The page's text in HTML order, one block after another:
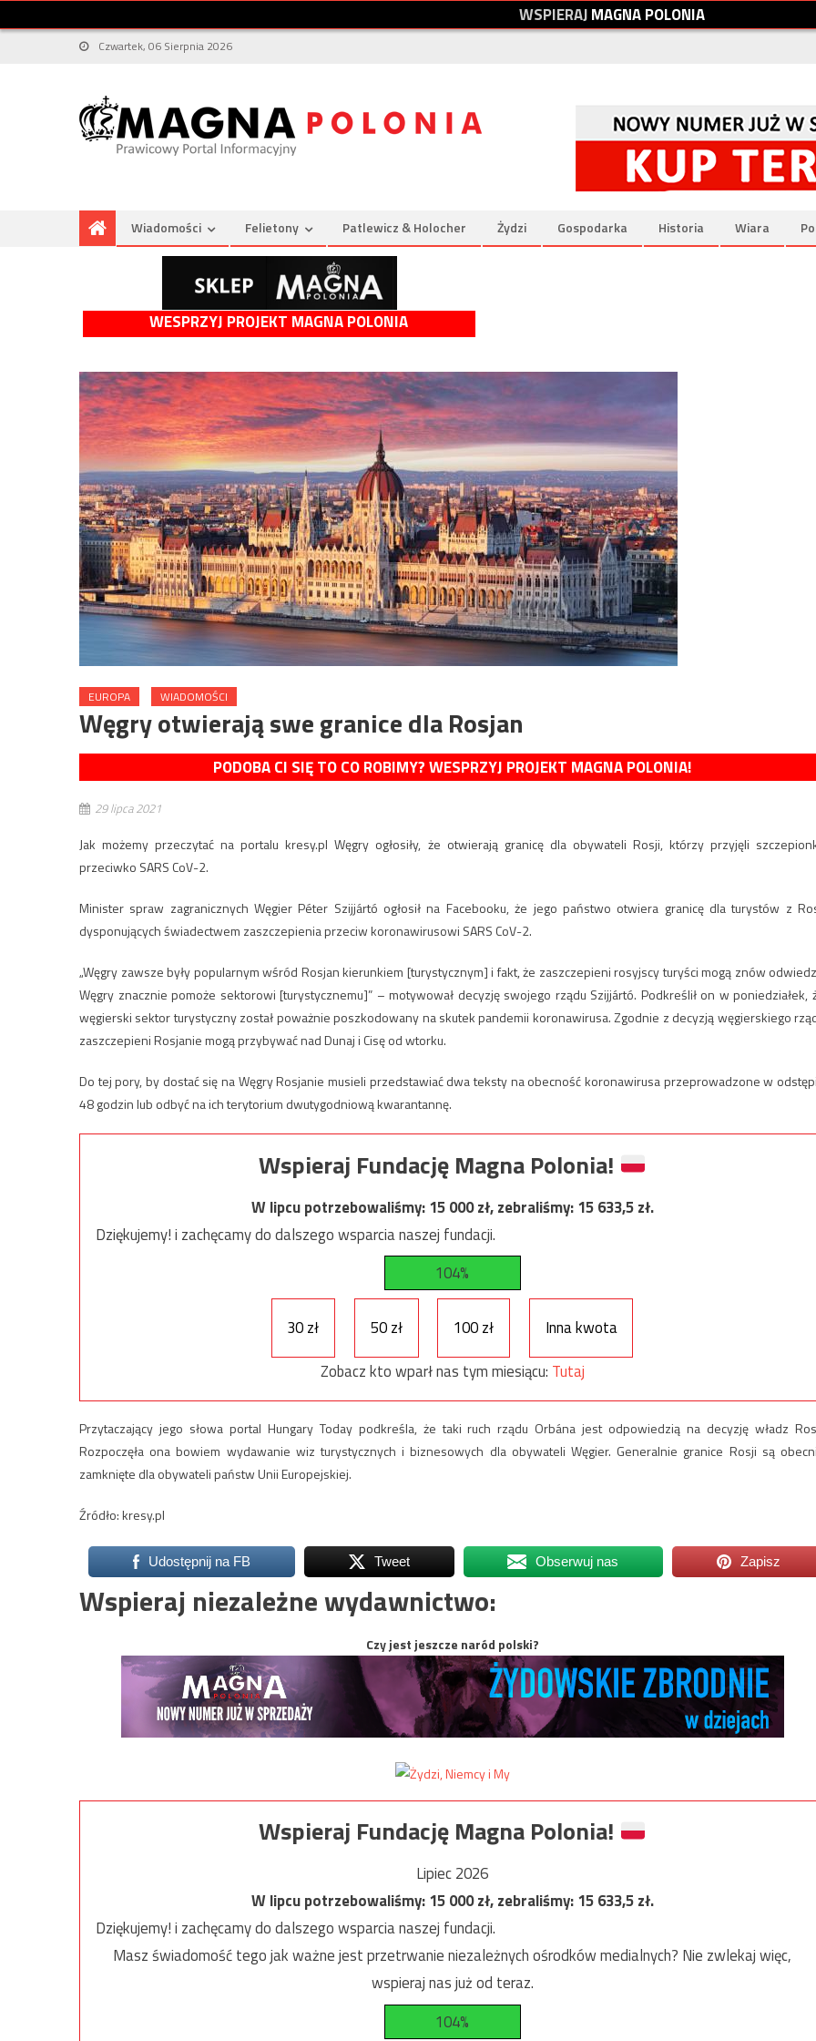
WSPIERAJMAGNAPOLONIA
Czwartek, 06 Sierpnia 2026
Wiadomości Felietony Patlewicz & Holocher Żydzi Gospodarka Historia Wiara
WESPRZYJ PROJEKT MAGNA POLONIA
EUROPA WIADOMOŚCI
Węgry otwierają swe granice dla Rosjan
PODOBA CI SIĘ TO CO ROBIMY? WESPRZYJ PROJEKT MAGNA POLONIA!
29 lipca 2021
Jak możemy przeczytać na portalu kresy.pl Węgry ogłosiły, że otwierają granicę dla obywateli Rosji, którzy przyjęli
przeciwko SARS CoV-2.
Minister spraw zagranicznych Węgier Péter Szijjártó ogłosił na Facebooku, że jego państwo otwiera granicę dla turystów z
dysponujących świadectwem zaszczepienia przeciw koronawirusowi SARS CoV-2.
„Węgry zawsze były popularnym wśród Rosjan kierunkiem [turystycznym] i fakt, że zaszczepieni rosyjscy turyści mogą znów
Węgry znacznie pomoże sektorowi [turystycznemu]” – motywował decyzję swojego rządu Szijjártó. Podkreślił on w poniedziałek,
węgierski sektor turystyczny został poważnie poszkodowany na skutek pandemii koronawirusa. Zgodnie z decyzją węgierskiego
zaszczepieni Rosjanie mogą przybywać nad Dunaj i Cisę od wtorku.
Do tej pory, by dostać się na Węgry Rosjanie musieli przedstawiać dwa teksty na obecność koronawirusa przeprowadzone w
48 godzin lub odbyć na ich terytorium dwutygodniową kwarantannę.
Wspieraj Fundację Magna Polonia!
W lipcu potrzebowaliśmy:15 000zł, zebraliśmy:15 633,5zł.
Dziękujemy! i zachęcamy do dalszego wsparcia naszej fundacji.
104%
30 zł 50 zł 100 zł
Inna kwota
Zobacz kto wparł nas tym miesiącu: Tutaj
Przytaczający jego słowa portal Hungary Today podkreśla, że taki ruch rządu Orbána jest odpowiedzią na decyzję władz
Rozpoczęła ona bowiem wydawanie wiz turystycznych i biznesowych dla obywateli Węgier. Generalnie granice Rosji są
zamknięte dla obywateli państw Unii Europejskiej.
Źródło: kresy.pl
Udostępnij na FB Tweet Obserwuj nas Zapisz
Wspieraj niezależne wydawnictwo:
Czy jest jeszcze naród polski?
Wspieraj Fundację Magna Polonia!
Lipiec 2026
W lipcu potrzebowaliśmy:15 000zł, zebraliśmy:15 633,5zł.
Dziękujemy! i zachęcamy do dalszego wsparcia naszej fundacji.
Masz świadomość tego jak ważne jest przetrwanie niezależnych ośrodków medialnych? Nie zwlekaj więc,
wspieraj nas już od teraz.
104%